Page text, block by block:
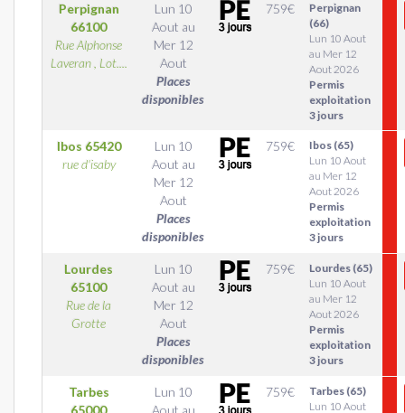
Perpignan
66100
Rue Alphonse
Laveran , Lot....
Lun 10
Aout au
Mer 12
Aout
Places
disponibles
759€
Perpignan
(66)
Lun 10 Aout
au Mer 12
Aout 2026
Permis
exploitation
3 jours
Ibos 65420
rue d'isaby
Lun 10
Aout au
Mer 12
Aout
Places
disponibles
759€
Ibos (65)
Lun 10 Aout
au Mer 12
Aout 2026
Permis
exploitation
3 jours
Lourdes
65100
Rue de la
Grotte
Lun 10
Aout au
Mer 12
Aout
Places
disponibles
759€
Lourdes (65)
Lun 10 Aout
au Mer 12
Aout 2026
Permis
exploitation
3 jours
Tarbes
65000
Lun 10
Aout au
759€
Tarbes (65)
Lun 10 Aout